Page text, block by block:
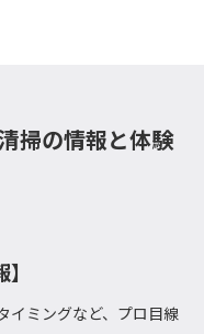
掃の情報と体験
イミングなど、プロ目線